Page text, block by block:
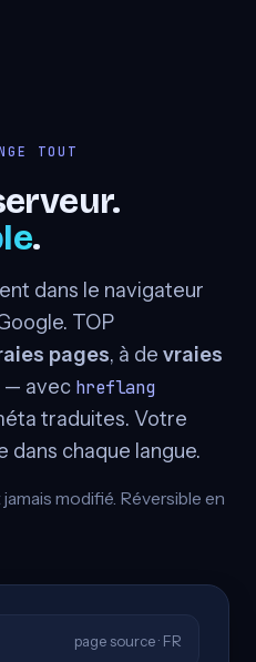
TOUT
.
dans le navigateur
TOP
pages, à de vraies
— avec hreflang
traduites. Votre
chaque langue.
modifié. Réversible en
page source · FR